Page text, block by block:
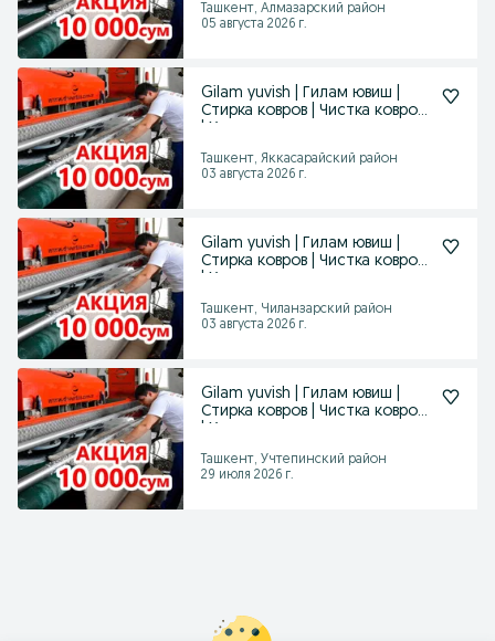
Ташкент, Алмазарский район
05 августа 2026 г.
Gilam yuvish | Гилам ювиш |
Стирка ковров | Чистка ковров
Ташкент, Яккасарайский район
03 августа 2026 г.
Gilam yuvish | Гилам ювиш |
Стирка ковров | Чистка ковров
Ташкент, Чиланзарский район
03 августа 2026 г.
Gilam yuvish | Гилам ювиш |
Стирка ковров | Чистка ковров
Ташкент, Учтепинский район
29 июля 2026 г.